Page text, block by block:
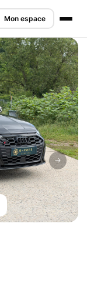
Mon espace